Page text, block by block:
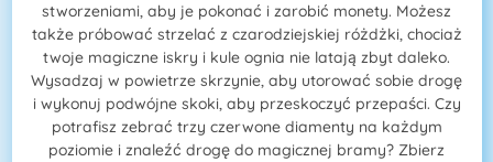
stworzeniami, aby je pokonać i zarobić monety. Możesz
także próbować strzelać z czarodziejskiej różdżki, chociaż
twoje magiczne iskry i kule ognia nie latają zbyt daleko.
Wysadzaj w powietrze skrzynie, aby utorować sobie drogę
i wykonuj podwójne skoki, aby przeskoczyć przepaści. Czy
potrafisz zebrać trzy czerwone diamenty na każdym
poziomie i znaleźć drogę do magicznej bramy? Zbierz